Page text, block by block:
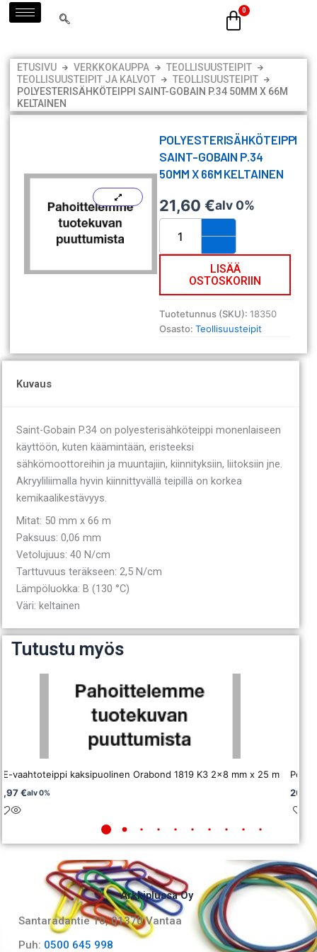
Siirry
sisältöön
ETUSIVU VERKKOKAUPPA
TEOLLISUUSTEIPIT
TEOLLISUUSTEIPIT JA KALVOT
TEOLLISUUSTEIPIT
POLYESTERISÄHKÖTEIPPI SAINT-GOBAIN P.34 50MM X 66M
KELTAINEN
POLYESTERISÄHKÖTEIPPI
SAINT-GOBAIN P.34
50MM X 66M KELTAINEN
21,60€alv 0%
Polyesterisähköteippi
Saint-
Gobain
x
66m
keltainen
LISÄÄ
OSTOSKORIIN
Tuotetunnus (SKU):18350
Osasto:Teollisuusteipit
Kuvaus
Saint-Gobain P.34 on polyesterisähköteippi monenlaiseen
käyttöön, kuten käämintään, eristeeksi
sähkömoottoreihin ja muuntajiin, kiinnityksiin, liitoksiin jne.
Akryyliliimalla hyvin kiinnittyvällä teipillä on korkea
kemikaalikestävyys.
Mitat: 50 mm x 66 m
Paksuus: 0,06 mm
Vetolujuus: 40 N/cm
Tarttuvuus teräkseen: 2,5 N/cm
Lämpöluokka: B (130 °C)
Väri: keltainen
Tutustu myös
vaahtoteippi kaksipuolinen Orabond 1819 K3 2×8 mm x 25 m
€alv 0%
Arkkiplussa Oy
Santaradantie 10, 01370 Vantaa​
Puh: 0500 645 998